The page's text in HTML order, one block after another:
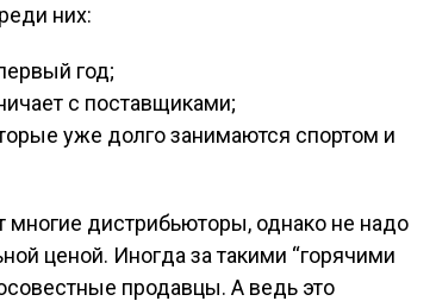
них:
год;
с поставщиками;
уже долго занимаются спортом и
многие дистрибьюторы, однако не надо
ценой. Иногда за такими “горячими
продавцы. А ведь это